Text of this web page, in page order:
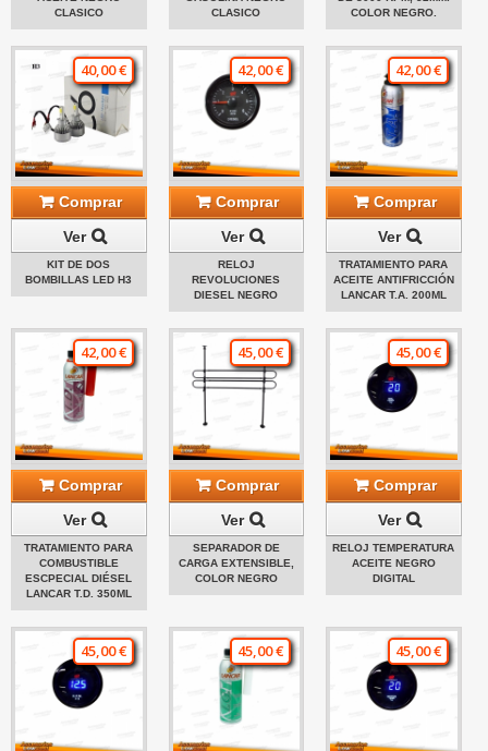
CLASICO
CLASICO
COLOR NEGRO.
40,00 €
Comprar
Ver
KIT DE DOS
BOMBILLAS LED H3
42,00 €
Comprar
Ver
RELOJ
REVOLUCIONES
DIESEL NEGRO
42,00 €
Comprar
Ver
TRATAMIENTO PARA
ACEITE ANTIFRICCIÓN
LANCAR T.A. 200ML
42,00 €
Comprar
Ver
TRATAMIENTO PARA
COMBUSTIBLE
ESCPECIAL DIÉSEL
LANCAR T.D. 350ML
45,00 €
Comprar
Ver
SEPARADOR DE
CARGA EXTENSIBLE,
COLOR NEGRO
45,00 €
Comprar
Ver
RELOJ TEMPERATURA
ACEITE NEGRO
DIGITAL
45,00 € 45,00 € 45,00 €